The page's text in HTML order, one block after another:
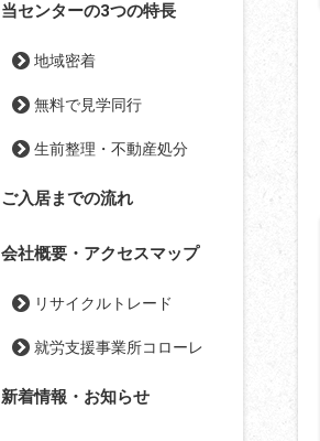
当センターの3つの特長
地域密着
無料で見学同行
生前整理・不動産処分
ご入居までの流れ
会社概要・アクセスマップ
リサイクルトレード
就労支援事業所コローレ
新着情報・お知らせ